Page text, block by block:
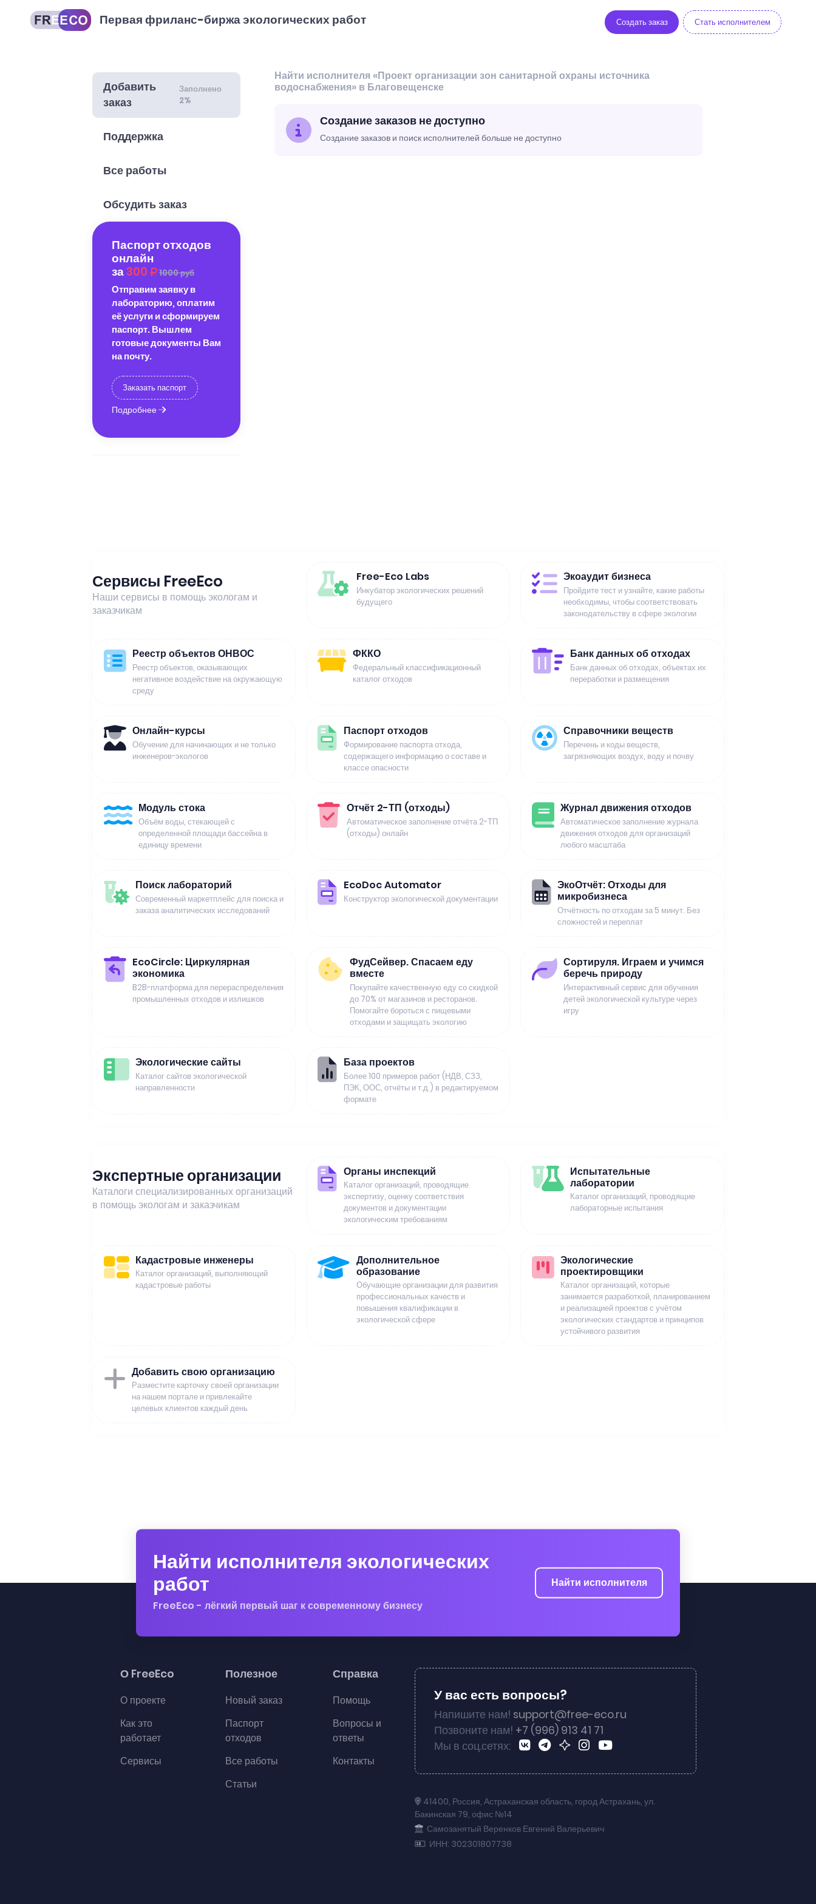
Первая фриланс-биржа экологических работ Создать заказ Стать исполнителем
Добавить
заказ
Заполнено
2%
Поддержка
Все работы
Обсудить заказ
Паспорт отходов
онлайн
за300 1000 руб
Отправим заявку в
лабораторию, оплатим
её услуги и сформируем
паспорт. Вышлем
готовые документы Вам
на почту.
Заказать паспорт
Подробнее
Найти исполнителя «Проект организации зон санитарной охраны источника
водоснабжения» в Благовещенске
Создание заказов не доступно
Создание заказов и поиск исполнителей больше не доступно
Сервисы FreeEco
Наши сервисы в помощь экологам и
заказчикам
Free-Eco Labs
Инкубатор экологических решений
будущего
Экоаудит бизнеса
Пройдите тест и узнайте, какие работы
необходимы, чтобы соответствовать
законодательству в сфере экологии
Реестр объектов ОНВОС
Реестр объектов, оказывающих
негативное воздействие на окружающую
среду
ФККО
Федеральный классификационный
каталог отходов
Банк данных об отходах
Банк данных об отходах, объектах их
переработки и размещения
Онлайн-курсы
Обучение для начинающих и не только
инженеров-экологов
Паспорт отходов
Формирование паспорта отхода,
содержащего информацию о составе и
классе опасности
Справочники веществ
Перечень и коды веществ,
загрязняющих воздух, воду и почву
Модуль стока
Объём воды, стекающей с
определенной площади бассейна в
единицу времени
Отчёт 2-ТП (отходы)
Автоматическое заполнение отчёта 2-ТП
(отходы) онлайн
Журнал движения отходов
Автоматическое заполнение журнала
движения отходов для организаций
любого масштаба
Поиск лабораторий
Современный маркетплейс для поиска и
заказа аналитических исследований
EcoDoc Automator
Конструктор экологической документации
ЭкоОтчёт: Отходы для
микробизнеса
Отчётность по отходам за 5 минут. Без
сложностей и переплат
EcoCircle: Циркулярная
экономика
B2B-платформа для перераспределения
промышленных отходов и излишков
ФудСейвер. Спасаем еду
вместе
Покупайте качественную еду со скидкой
до 70% от магазинов и ресторанов.
Помогайте бороться с пищевыми
отходами и защищать экологию
Сортируля. Играем и учимся
беречь природу
Интерактивный сервис для обучения
детей экологической культуре через
игру
Экологические сайты
Каталог сайтов экологической
направленности
База проектов
Более 100 примеров работ (НДВ, СЗЗ,
ПЭК, ООС, отчёты и т.д.) в редактируемом
формате
Экспертные организации
Каталоги специализированных организаций
в помощь экологам и заказчикам
Органы инспекций
Каталог организаций, проводящие
экспертизу, оценку соответствия
документов и документации
экологическим требованиям
Испытательные
лаборатории
Каталог организаций, проводящие
лабораторные испытания
Кадастровые инженеры
Каталог организаций, выполняющий
кадастровые работы
Дополнительное
образование
Обучающие организации для развития
профессиональных качеств и
повышения квалификации в
экологической сфере
Экологические
проектировщики
Каталог организаций, которые
занимается разработкой, планированием
и реализацией проектов с учётом
экологических стандартов и принципов
устойчивого развития
Добавить свою организацию
Разместите карточку своей организации
на нашем портале и привлекайте
целевых клиентов каждый день
Найти исполнителя экологических
работ
FreeEco - лёгкий первый шаг к современному бизнесу
Найти исполнителя
О FreeEco
О проекте
Как это
работает
Сервисы
Полезное
Новый заказ
Паспорт
отходов
Все работы
Статьи
Справка
Помощь
Вопросы и
ответы
Контакты
У вас есть вопросы?
Напишите нам! support@free-eco.ru
Позвоните нам! +7 (996) 913 41 71
Мы в соц.сетях:
41400, Россия, Астраханская область, город Астрахань, ул.
Бакинская 79, офис №14
Самозанятый Веренков Евгений Валерьевич
ИНН: 302301807738